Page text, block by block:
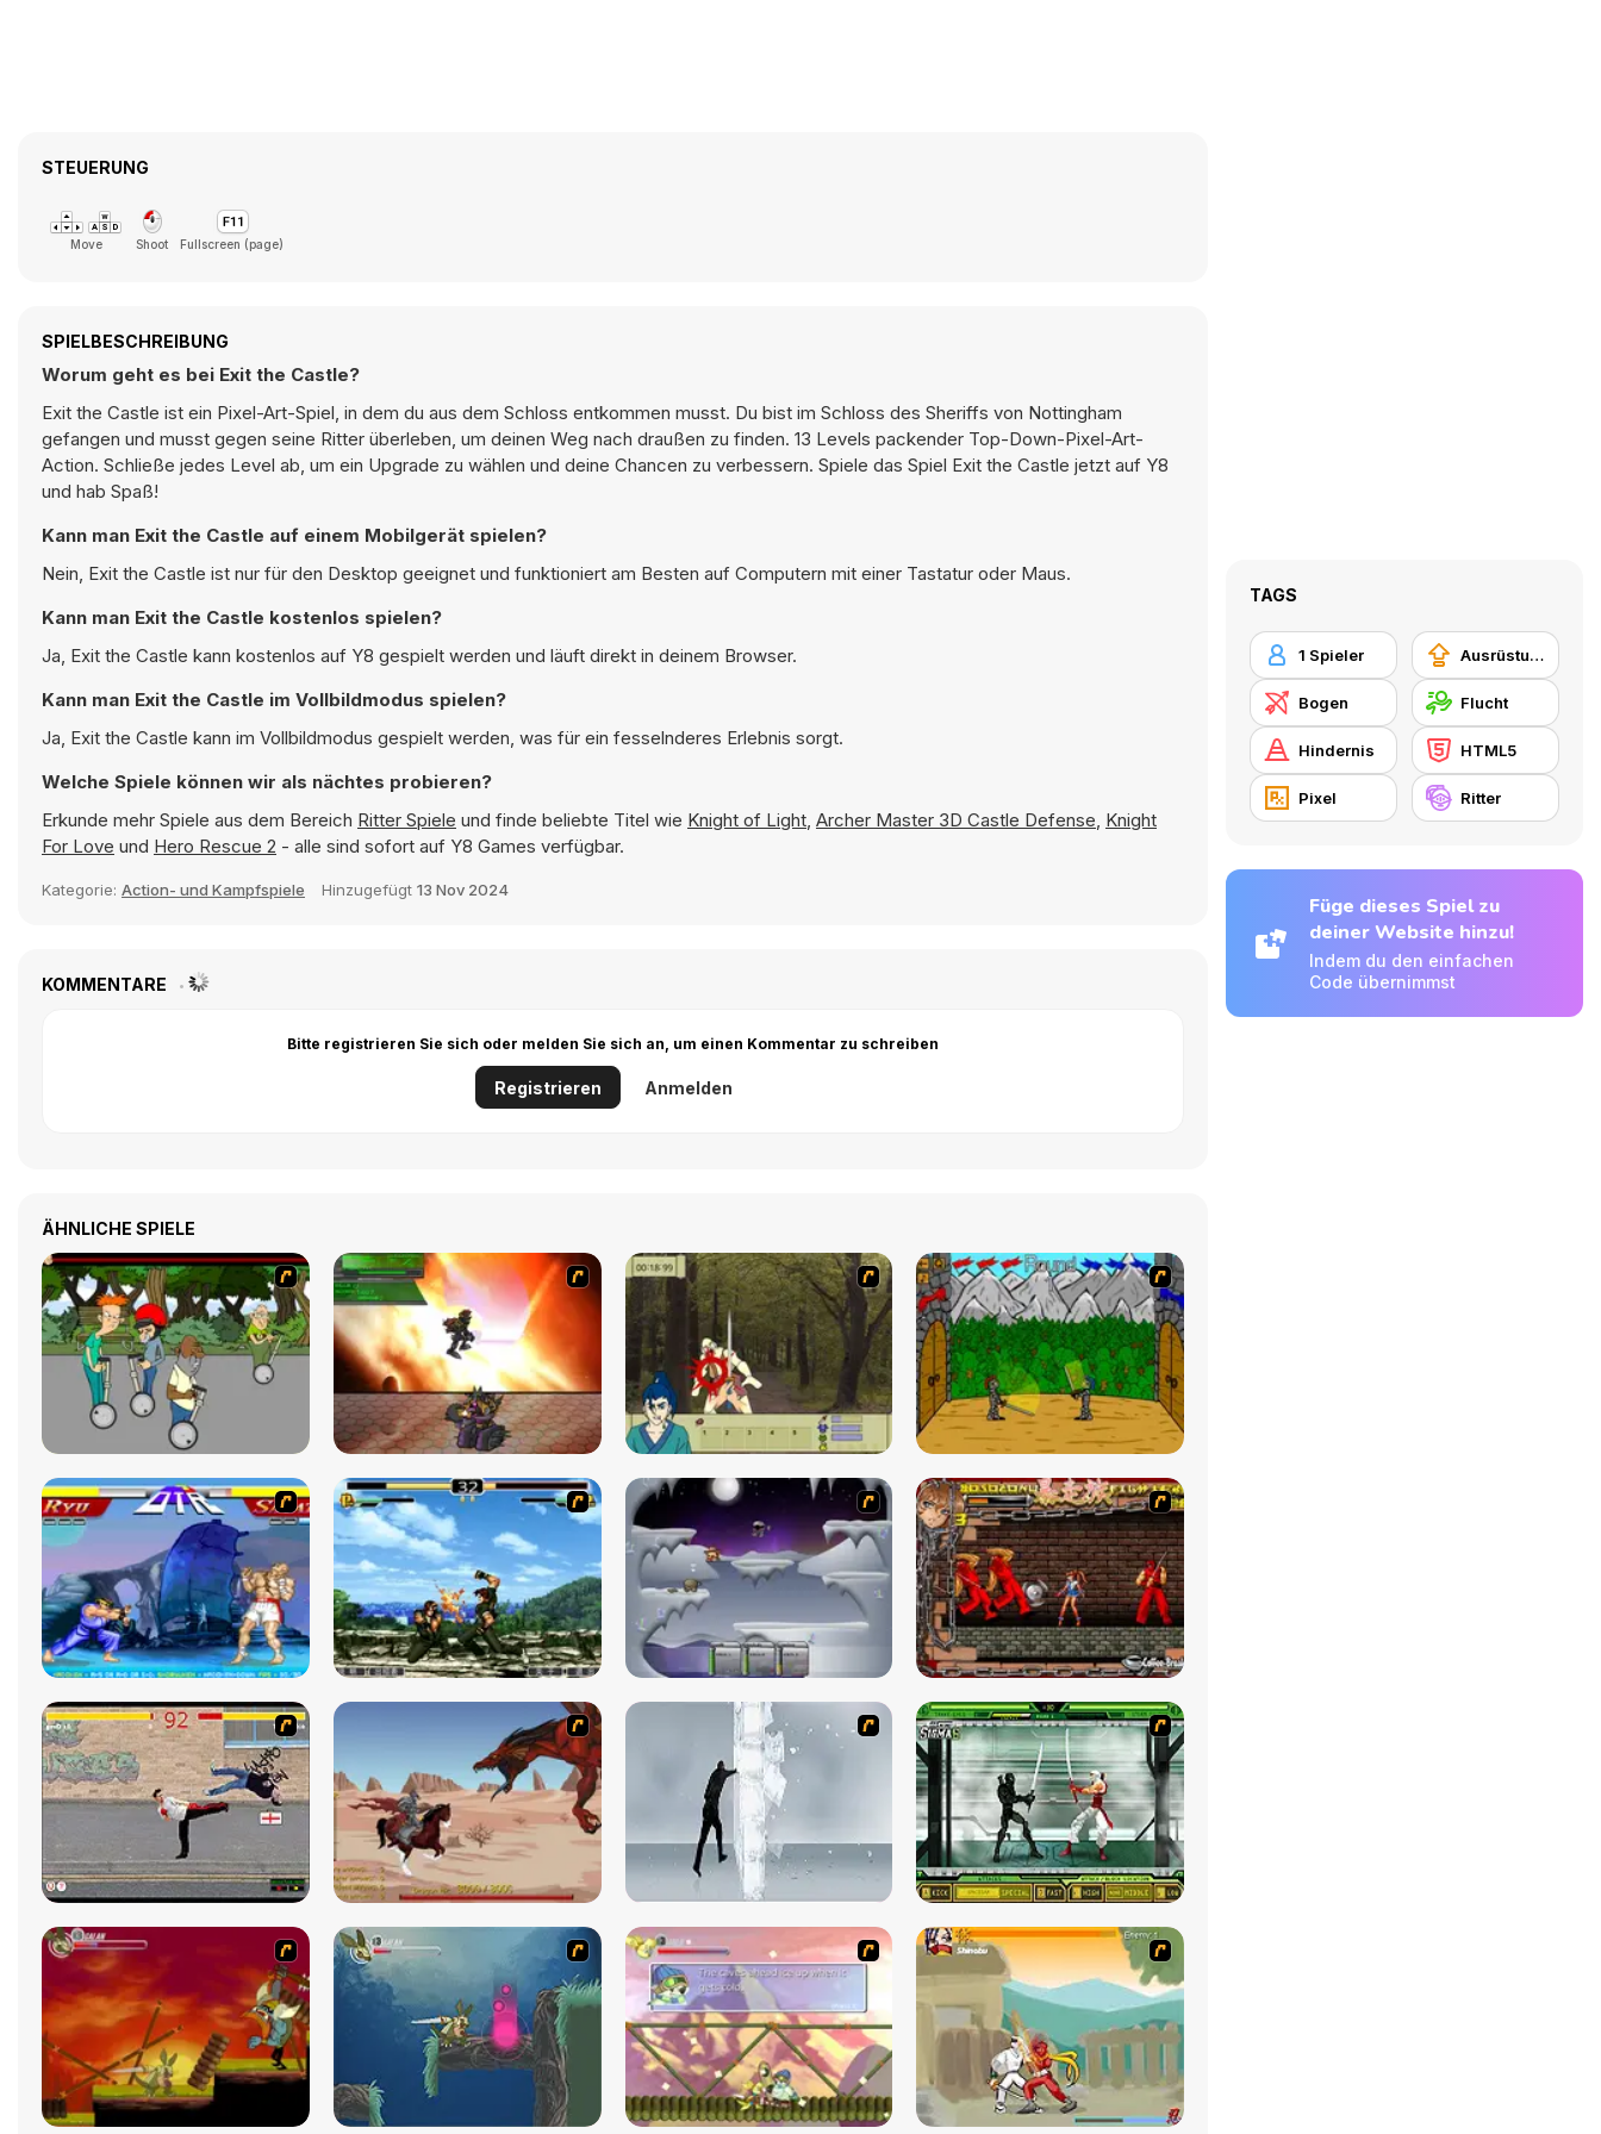
STEUERUNG
Move Shoot Fullscreen (page)
SPIELBESCHREIBUNG
Worum geht es bei Exit the Castle?
Exit the Castle ist ein Pixel-Art-Spiel, in dem du aus dem Schloss entkommen musst. Du bist im Schloss des Sheriffs von Nottingham
gefangen und musst gegen seine Ritter überleben, um deinen Weg nach draußen zu finden. 13 Levels packender Top-Down-Pixel-Art-
Action. Schließe jedes Level ab, um ein Upgrade zu wählen und deine Chancen zu verbessern. Spiele das Spiel Exit the Castle jetzt auf Y8
und hab Spaß!
Kann man Exit the Castle auf einem Mobilgerät spielen?
Nein, Exit the Castle ist nur für den Desktop geeignet und funktioniert am Besten auf Computern mit einer Tastatur oder Maus.
Kann man Exit the Castle kostenlos spielen?
Ja, Exit the Castle kann kostenlos auf Y8 gespielt werden und läuft direkt in deinem Browser.
Kann man Exit the Castle im Vollbildmodus spielen?
Ja, Exit the Castle kann im Vollbildmodus gespielt werden, was für ein fesselnderes Erlebnis sorgt.
Welche Spiele können wir als nächtes probieren?
Erkunde mehr Spiele aus dem Bereich Ritter Spiele und finde beliebte Titel wie Knight of Light, Archer Master 3D Castle Defense, Knight
For Love und Hero Rescue 2 - alle sind sofort auf Y8 Games verfügbar.
Kategorie: Action- und Kampfspiele Hinzugefügt 13 Nov 2024
KOMMENTARE
Bitte registrieren Sie sich oder melden Sie sich an, um einen Kommentar zu schreiben
Registrieren Anmelden
ÄHNLICHE SPIELE
TAGS
1 Spieler Ausrüstungs-Upgrade kaufen
Bogen Flucht
Hindernis HTML5
Pixel Ritter
Füge dieses Spiel zu
deiner Website hinzu!
Indem du den einfachen
Code übernimmst